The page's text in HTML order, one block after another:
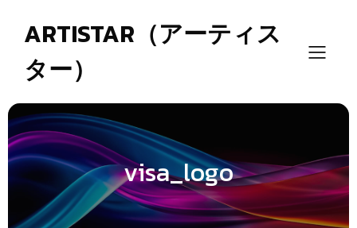
ARTISTAR（アーティス
ター）
visa_logo